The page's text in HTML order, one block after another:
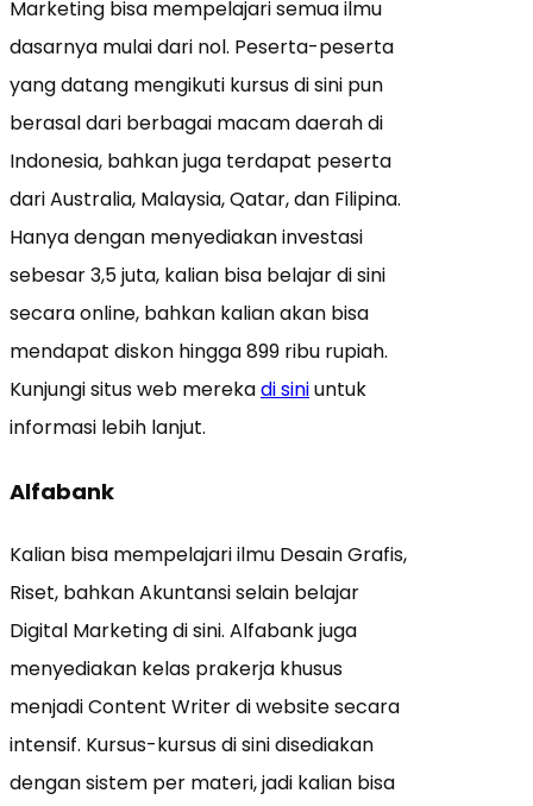
Marketing bisa mempelajari semua ilmu
dasarnya mulai dari nol. Peserta-peserta
yang datang mengikuti kursus di sini pun
berasal dari berbagai macam daerah di
Indonesia, bahkan juga terdapat peserta
dari Australia, Malaysia, Qatar, dan Filipina.
Hanya dengan menyediakan investasi
sebesar 3,5 juta, kalian bisa belajar di sini
secara online, bahkan kalian akan bisa
mendapat diskon hingga 899 ribu rupiah.
Kunjungi situs web merekadi siniuntuk
informasi lebih lanjut.
Alfabank
Kalian bisa mempelajari ilmu Desain Grafis,
Riset, bahkan Akuntansi selain belajar
Digital Marketing di sini. Alfabank juga
menyediakan kelas prakerja khusus
menjadi Content Writer di website secara
intensif. Kursus-kursus di sini disediakan
dengan sistem per materi, jadi kalian bisa